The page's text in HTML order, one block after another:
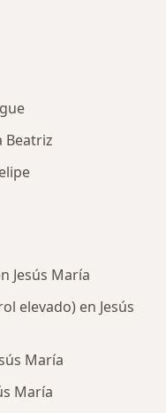
Beatriz
Jesús María
elevado) en Jesús
María
María